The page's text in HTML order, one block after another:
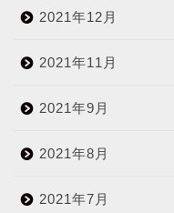
2021年12月
2021年11月
2021年9月
2021年8月
2021年7月